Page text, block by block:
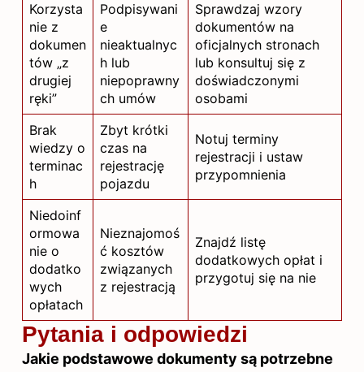
Korzysta
nie z
dokumen
tów „z
drugiej
ręki”
Podpisywani
e
nieaktualnyc
h lub
niepoprawny
ch umów
Sprawdzaj wzory
dokumentów na
oficjalnych stronach
lub konsultuj się z
doświadczonymi
osobami
Brak
wiedzy o
terminac
h
Zbyt krótki
czas na
rejestrację
pojazdu
Notuj terminy
rejestracji i ustaw
przypomnienia
Niedoinf
ormowa
nie o
dodatko
wych
opłatach
Nieznajomoś
ć kosztów
związanych
z rejestracją
Znajdź listę
dodatkowych opłat i
przygotuj się na nie
Pytania i odpowiedzi
Jakie podstawowe dokumenty są potrzebne